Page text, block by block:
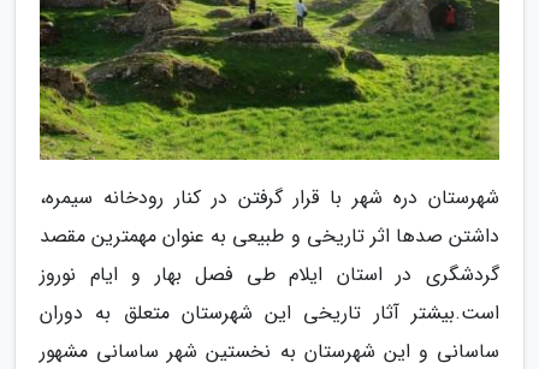
شهرستان دره شهر با قرار گرفتن در کنار رودخانه سیمره،
داشتن صدها اثر تاریخی و طبیعی به عنوان مهمترین مقصد
گردشگری در استان ایلام طی فصل بهار و ایام نوروز
است.بیشتر آثار تاریخی این شهرستان متعلق به دوران
ساسانی و این شهرستان به نخستین شهر ساسانی مشهور